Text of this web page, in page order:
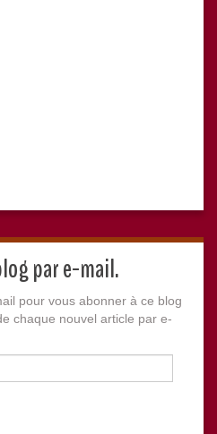
par e-mail.
pour vous abonner à ce blog
chaque nouvel article par e-